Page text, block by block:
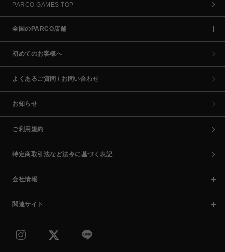
PARCO GAMES TOP
全国のPARCO店舗
初めてのお客様へ
よくあるご質問 / お問い合わせ
お知らせ
ご利用規約
特定商取引法など法令に基づく表記
会社情報
関連サイト